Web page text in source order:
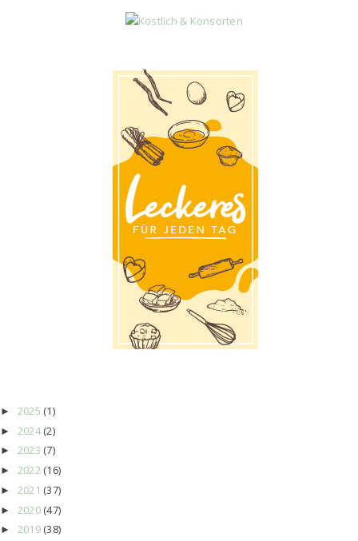
► 2025 (1)
► 2024 (2)
► 2023 (7)
► 2022 (16)
► 2021 (37)
► 2020 (47)
► 2019 (38)